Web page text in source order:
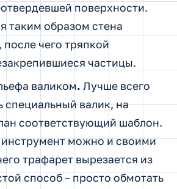
поверхности.
таким образом стена
после чего тряпкой
частицы.
валиком. Лучше всего
специальный валик, на
соответствующий шаблон.
инструмент можно и своими
трафарет вырезается из
способ – просто обмотать